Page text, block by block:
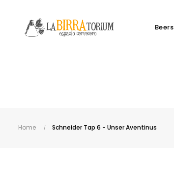
Beers
Home Schneider Tap 6 - Unser Aventinus